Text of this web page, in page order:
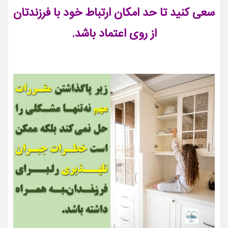
سعی کنید تا حد امکان ارتباط خود با فرزندتان
از روی اعتماد باشد.